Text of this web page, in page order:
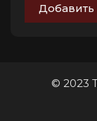
© 2023